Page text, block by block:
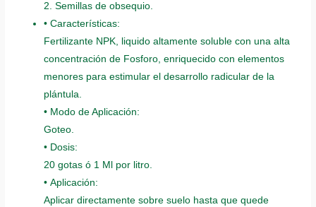
2. Semillas de obsequio.
• Características:
Fertilizante NPK, liquido altamente soluble con una alta
concentración de Fosforo, enriquecido con elementos
menores para estimular el desarrollo radicular de la
plántula.
• Modo de Aplicación:
Goteo.
• Dosis:
20 gotas ó 1 Ml por litro.
• Aplicación:
Aplicar directamente sobre suelo hasta que quede